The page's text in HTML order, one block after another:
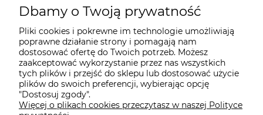
Płatności i dostawa
Wybrane Kategorie
Wybrane Marki
Wiedza o BHP
Dbamy o Twoją prywatność
Pliki cookies i pokrewne im technologie umożliwiają
poprawne działanie strony i pomagają nam
dostosować ofertę do Twoich potrzeb. Możesz
zaakceptować wykorzystanie przez nas wszystkich
tych plików i przejść do sklepu lub dostosować użycie
plików do swoich preferencji, wybierając opcję
"Dostosuj zgody".
Więcej o plikach cookies przeczytasz w naszej Polityce